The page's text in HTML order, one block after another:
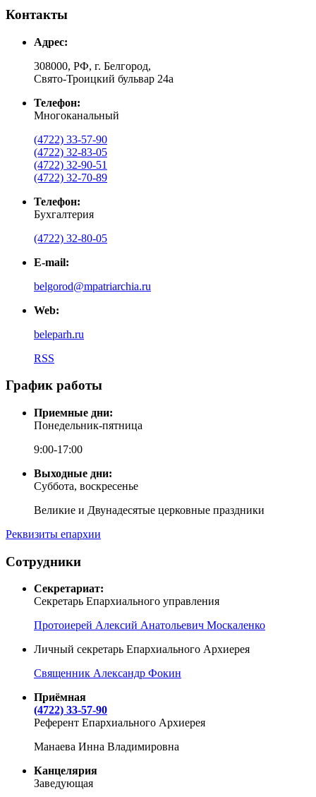
Контакты
Адрес:
308000, РФ, г. Белгород,
Свято-Троицкий бульвар 24а
Телефон:
Многоканальный
(4722) 33-57-90
(4722) 32-83-05
(4722) 32-90-51
(4722) 32-70-89
Телефон:
Бухгалтерия
(4722) 32-80-05
E-mail:
belgorod@mpatriarchia.ru
Web:
beleparh.ru
RSS
График работы
Приемные дни:
Понедельник-пятница
9:00-17:00
Выходные дни:
Суббота, воскресенье
Великие и Двунадесятые церковные праздники
Реквизиты епархии
Сотрудники
Секретариат:
Секретарь Епархиального управления
Протоиерей Алексий Анатольевич Москаленко
Личный секретарь Епархиального Архиерея
Священник Александр Фокин
Приёмная
(4722) 33-57-90
Референт Епархиального Архиерея
Манаева Инна Владимировна
Канцелярия
Заведующая